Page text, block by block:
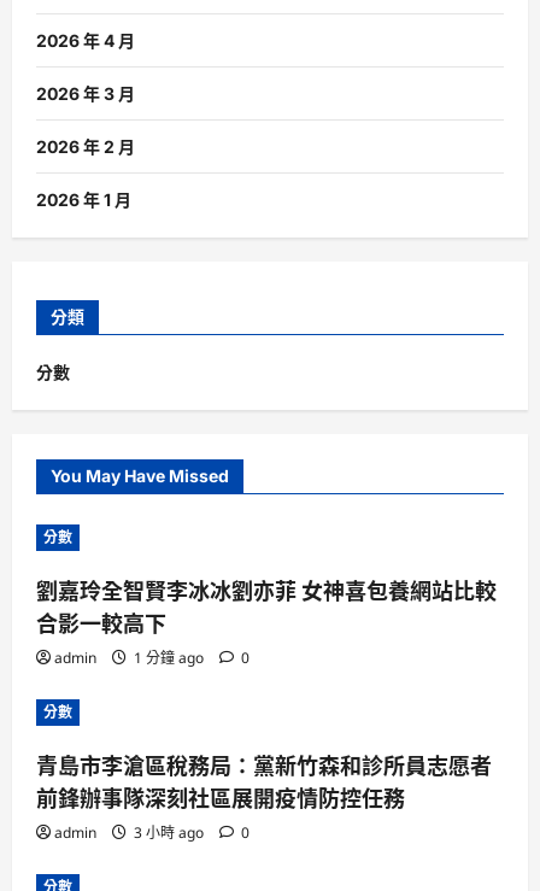
2026 年 4 月
2026 年 3 月
2026 年 2 月
2026 年 1 月
分類
分數
You May Have Missed
分數
劉嘉玲全智賢李冰冰劉亦菲 女神喜包養網站比較
合影一較高下
admin 1 分鐘 ago 0
分數
青島市李滄區稅務局：黨新竹森和診所員志愿者
前鋒辦事隊深刻社區展開疫情防控任務
admin 3 小時 ago 0
分數